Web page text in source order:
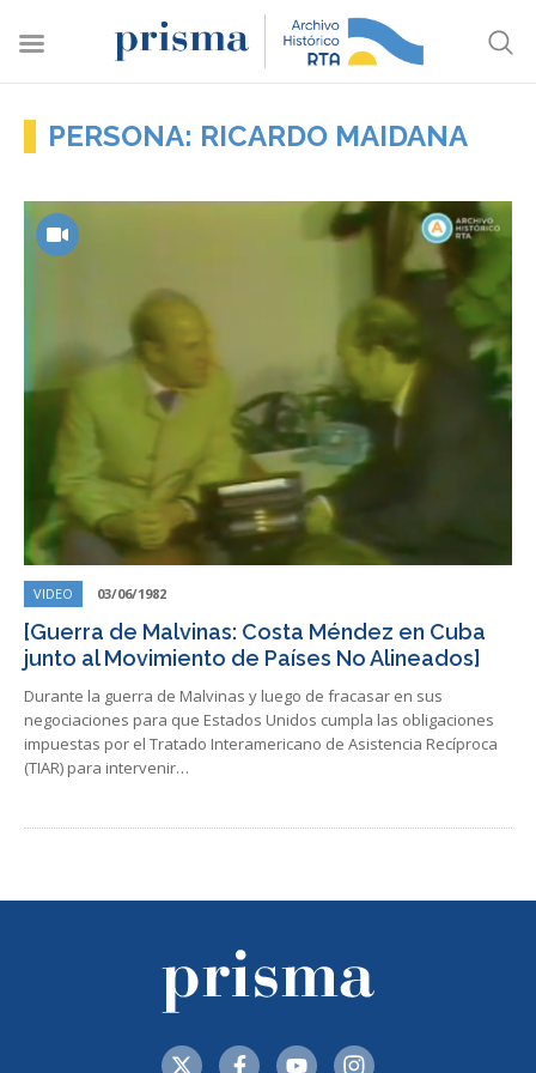
PERSONA: RICARDO MAIDANA
VIDEO 03/06/1982
[Guerra de Malvinas: Costa Méndez en Cuba
junto al Movimiento de Países No Alineados]
Durante la guerra de Malvinas y luego de fracasar en sus
negociaciones para que Estados Unidos cumpla las obligaciones
impuestas por el Tratado Interamericano de Asistencia Recíproca
(TIAR) para intervenir…